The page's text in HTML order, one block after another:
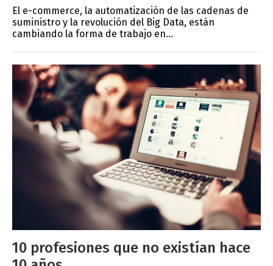
El e-commerce, la automatización de las cadenas de
suministro y la revolución del Big Data, están
cambiando la forma de trabajo en...
10 profesiones que no existían hace